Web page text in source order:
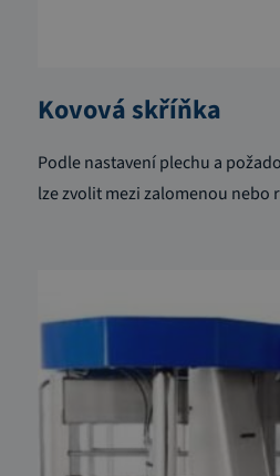
Kovová skříňka
Podle nastavení plechu a
lze zvolit mezi zalomenou